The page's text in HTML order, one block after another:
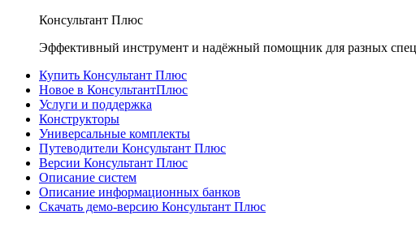
Консультант Плюс
Эффективный инструмент и надёжный помощник для разных
Купить Консультант Плюс
Новое в КонсультантПлюс
Услуги и поддержка
Конструкторы
Универсальные комплекты
Путеводители Консультант Плюс
Версии Консультант Плюс
Описание систем
Описание информационных банков
Скачать демо-версию Консультант Плюс